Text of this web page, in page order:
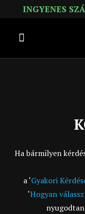
INGYENES
Ha bármilyen
a ‘Gyakori
‘Hogyan